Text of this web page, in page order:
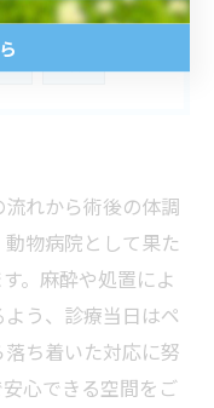
大型犬
れから術後の体調
物病院として果た
。麻酔や処置によ
う、診療当日はペ
ち着いた対応に努
心できる空間をご